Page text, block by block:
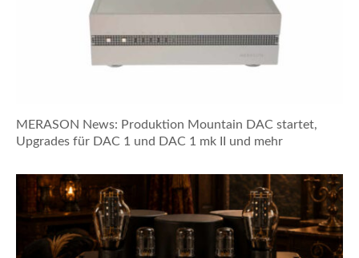
MERASON News: Produktion Mountain DAC startet,
Upgrades für DAC 1 und DAC 1 mk II und mehr